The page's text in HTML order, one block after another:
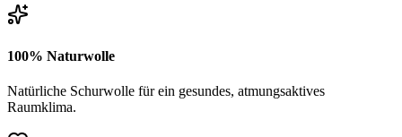
100% Naturwolle
Natürliche Schurwolle für ein gesundes, atmungsaktives
Raumklima.